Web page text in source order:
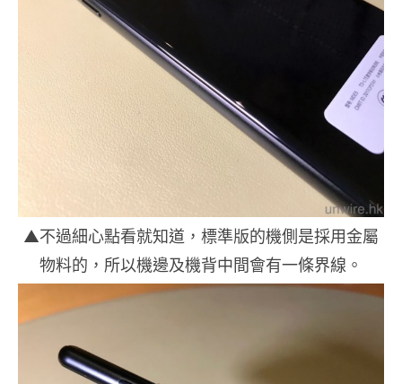
▲不過細心點看就知道，標準版的機側是採用金屬
物料的，所以機邊及機背中間會有一條界線。